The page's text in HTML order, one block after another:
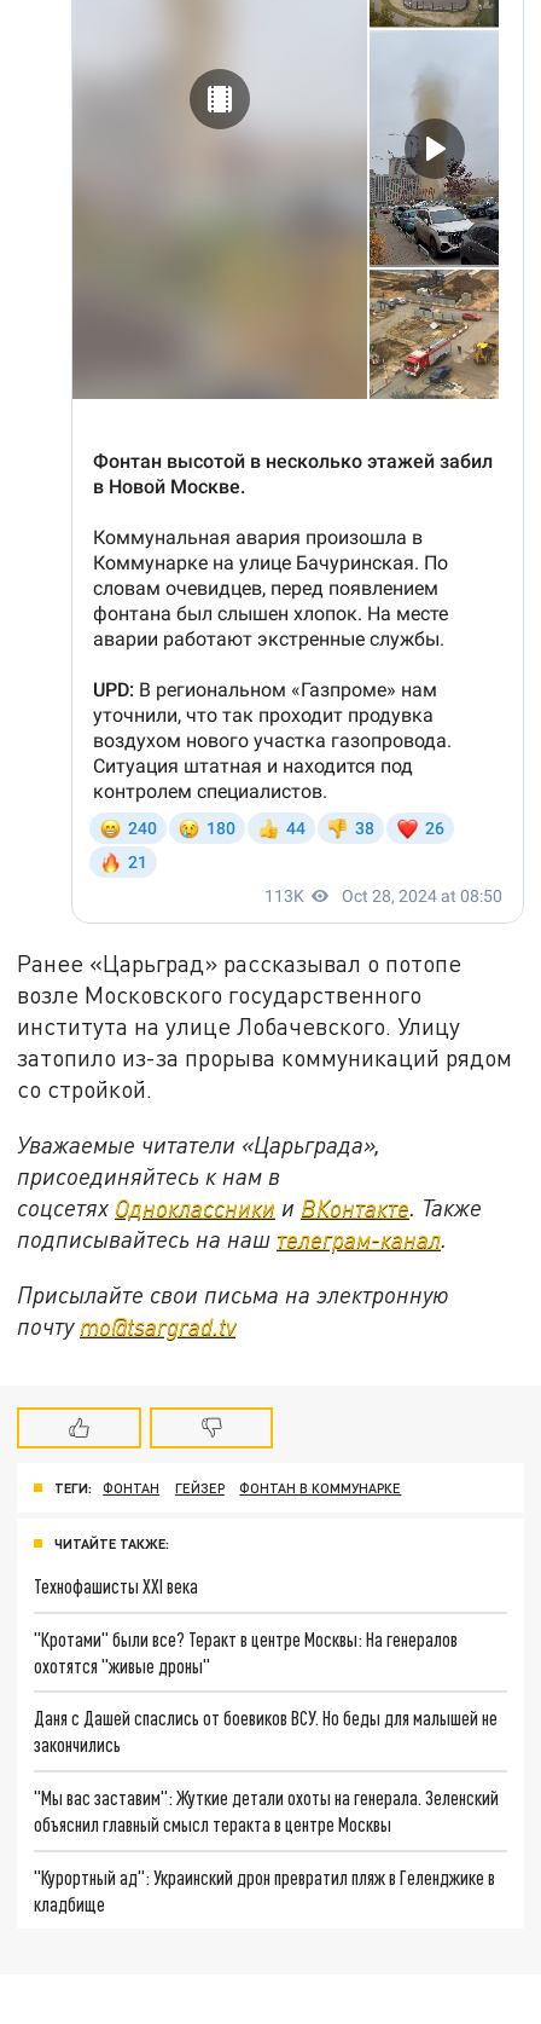
Ранее «Царьград» рассказывал о потопе
возле Московского государственного
института на улице Лобачевского. Улицу
затопило из-за прорыва коммуникаций рядом
со стройкой.
Уважаемые читатели «Царьграда»,
присоединяйтесь к нам в
соцсетях Одноклассники и ВКонтакте. Также
подписывайтесь на наш телеграм-канал.
Присылайте свои письма на электронную
почту mo@tsargrad.tv
ТЕГИ: ФОНТАН ГЕЙЗЕР ФОНТАН В КОММУНАРКЕ
ЧИТАЙТЕ ТАКЖЕ:
Технофашисты XXI века
"Кротами" были все? Теракт в центре Москвы: На генералов
охотятся "живые дроны"
Даня с Дашей спаслись от боевиков ВСУ. Но беды для малышей не
закончились
"Мы вас заставим": Жуткие детали охоты на генерала. Зеленский
объяснил главный смысл теракта в центре Москвы
"Курортный ад": Украинский дрон превратил пляж в Геленджике в
кладбище